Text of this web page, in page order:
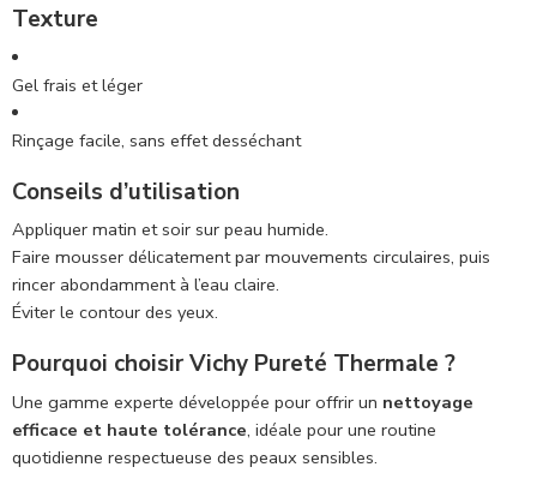
Texture
Gel frais et léger
Rinçage facile, sans effet desséchant
Conseils d’utilisation
Appliquer matin et soir sur peau humide.
Faire mousser délicatement par mouvements circulaires, puis
rincer abondamment à l’eau claire.
Éviter le contour des yeux.
Pourquoi choisir Vichy Pureté Thermale ?
Une gamme experte développée pour offrir un nettoyage
efficace et haute tolérance, idéale pour une routine
quotidienne respectueuse des peaux sensibles.